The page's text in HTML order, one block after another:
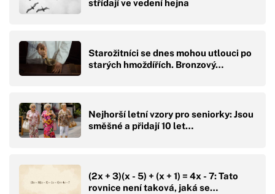
střídají ve vedení hejna
Starožitníci se dnes mohou utlouci po
starých hmoždířích. Bronzový…
Nejhorší letní vzory pro seniorky: Jsou
směšné a přidají 10 let…
(2x + 3)(x - 5) + (x + 1) = 4x - 7: Tato
rovnice není taková, jaká se…